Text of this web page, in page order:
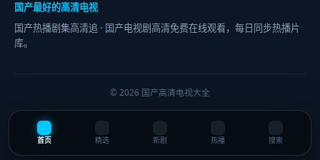
国产最好的高清电视
国产热播剧集高清追 · 国产电视剧高清免费在线观看，每日同步热播片
库。
© 2026 国产高清电视大全
首页 精选 新剧 热播 搜索